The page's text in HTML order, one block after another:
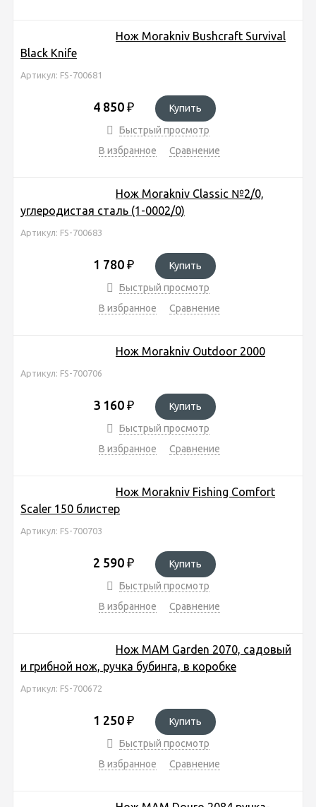
Нож Morakniv Bushcraft Survival
Black Knife
Артикул: FS-700681
4 850 ₽
Купить
Быстрый просмотр
В избранное
Сравнение
Нож Morakniv Classic №2/0,
углеродистая сталь (1-0002/0)
Артикул: FS-700683
1 780 ₽
Купить
Быстрый просмотр
В избранное
Сравнение
Нож Morakniv Outdoor 2000
Артикул: FS-700706
3 160 ₽
Купить
Быстрый просмотр
В избранное
Сравнение
Нож Morakniv Fishing Comfort
Scaler 150 блистер
Артикул: FS-700703
2 590 ₽
Купить
Быстрый просмотр
В избранное
Сравнение
Нож MAM Garden 2070, садовый
и грибной нож, ручка бубинга, в коробке
Артикул: FS-700672
1 250 ₽
Купить
Быстрый просмотр
В избранное
Сравнение